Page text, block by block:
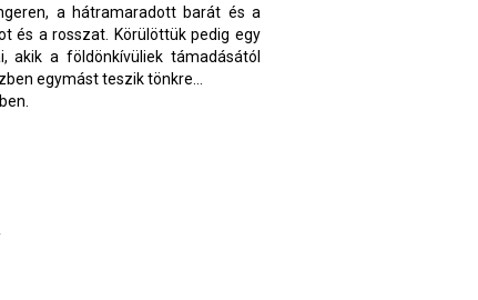
a hátramaradott barát és a
és a rosszat. Körülöttük pedig egy
a földönkívüliek támadásától
egymást teszik tönkre…